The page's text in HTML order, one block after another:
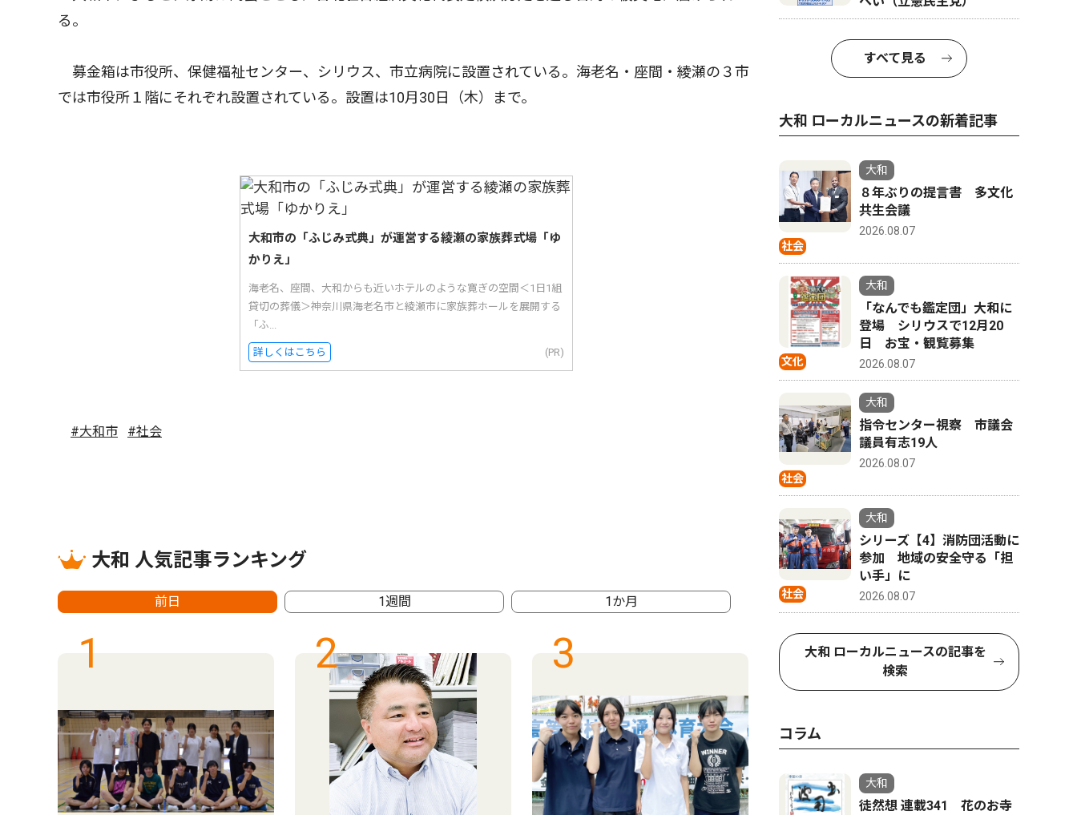
る。
募金箱は市役所、保健福祉センター、シリウス、市立病院に設置されている。海老名・座間・綾瀬の３市
では市役所１階にそれぞれ設置されている。設置は10月30日（木）まで。
大和市の「ふじみ式典」が運営する綾瀬の家族葬式場「ゆ
かりえ」
海老名、座間、大和からも近いホテルのような寛ぎの空間＜1日1組
貸切の葬儀＞神奈川県海老名市と綾瀬市に家族葬ホールを展開する
「ふ...
詳しくはこちら (PR)
#大和市 #社会
大和 人気記事ランキング
前日 1週間 1か月
1 2 3 4
すべて見る
大和 ローカルニュースの新着記事
社会
大和
８年ぶりの提言書 多文化
共生会議
2026.08.07
文化
大和
「なんでも鑑定団」大和に
登場 シリウスで12月20
日 お宝・観覧募集
2026.08.07
社会
大和
指令センター視察 市議会
議員有志19人
2026.08.07
社会
大和
シリーズ【4】消防団活動に
参加 地域の安全守る「担
い手」に
2026.08.07
大和 ローカルニュースの記事を
検索
コラム
大和
徒然想 連載341 花のお寺